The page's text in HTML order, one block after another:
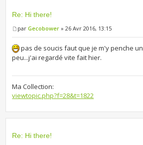
Re: Hi there!
parGecobower » 26 Avr 2016, 13:15
pas de soucis faut que je m'y penche un
peu...j'ai regardé vite fait hier.
Ma Collection:
viewtopic.php?f=28&t=1822
Re: Hi there!